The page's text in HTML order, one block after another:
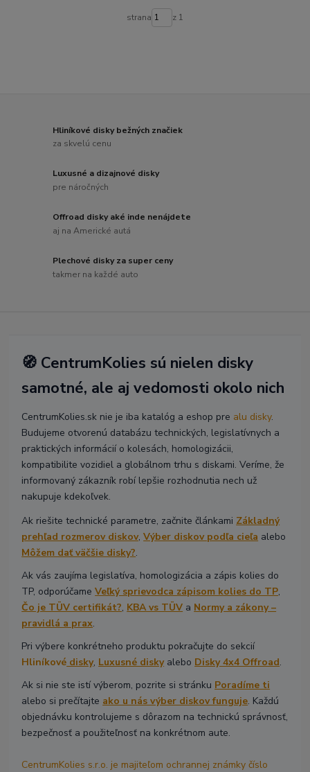
strana z 1
Hliníkové disky bežných značiek
za skvelú cenu
Luxusné a dizajnové disky
pre náročných
Offroad disky aké inde nenájdete
aj na Americké autá
Plechové disky za super ceny
takmer na každé auto
🧭 CentrumKolies sú nielen disky
samotné, ale aj vedomosti okolo nich
CentrumKolies.sk nie je iba katalóg a eshop pre alu disky.
Budujeme otvorenú databázu technických, legislatívnych a
praktických informácií o kolesách, homologizácii,
kompatibilite vozidiel a globálnom trhu s diskami. Veríme, že
informovaný zákazník robí lepšie rozhodnutia nech už
nakupuje kdekoľvek.
Ak riešite technické parametre, začnite článkami Základný
prehľad rozmerov diskov,Výber diskov podľa cieľa alebo
Môžem dať väčšie disky?.
Ak vás zaujíma legislatíva, homologizácia a zápis kolies do
TP, odporúčameVeľký sprievodca zápisom kolies do TP,
Čo je TÜV certifikát?, KBA vs TÜV a Normy a zákony –
pravidlá a prax.
Pri výbere konkrétneho produktu pokračujte do sekcií
Hliníkové disky, Luxusné diskyalebo Disky 4x4 Offroad.
Ak si nie ste istí výberom, pozrite si stránku Poradíme ti
alebo si prečítajte ako u nás výber diskov funguje. Každú
objednávku kontrolujeme s dôrazom na technickú správnosť,
bezpečnosť a použiteľnosť na konkrétnom aute.
CentrumKolies s.r.o. je majiteľom ochrannej známky číslo